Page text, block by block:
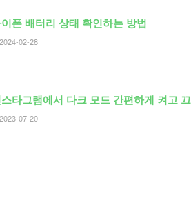
폰 배터리 상태 확인하는 방법
02-28
타그램에서 다크 모드 간편하게 켜고
07-20